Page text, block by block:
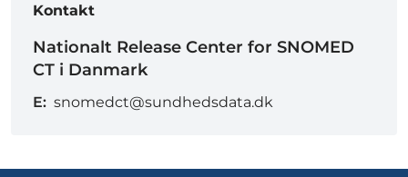
Kontakt
Nationalt Release Center for SNOMED
CT i Danmark
E: snomedct@sundhedsdata.dk